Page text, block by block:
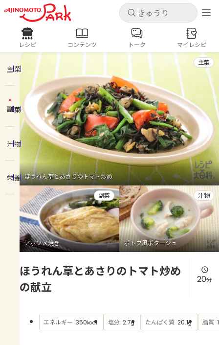
キャンセル
ログインするとレシピを保存できます
ログイン 新規登録
ホーム
コンテンツ
レシピ
トーク
よくあるお問い合わせ
お買い物
AJINOMOTO PARK とは
キャンセル
レシピ コンテンツ
人気の食材・レシピ
きゅうり なす トマト
とうもろこし
ピーマン
みょうが ゴーヤ
レシピ コンテンツ トーク マイレシピ
主菜
副菜
汁物
栄養 ほうれん草とあさりのトマト炒め
主菜
アボソメ焼き
副菜
ポトフ風ポタージュ
汁物
ほうれん草とあさりのトマト炒め
の献立
20分
エネルギー 350kcal 塩分 2.7g たんぱく質 20.1g 脂質